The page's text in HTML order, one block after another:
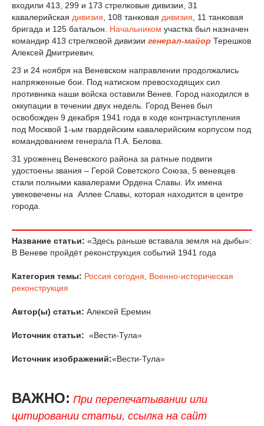
входили 413, 299 и 173 стрелковые дивизии, 31
кавалерийская дивизия , 108 танковая дивизия , 11 танковая
бригада и 125 батальон. Начальником участка был назначен
командир 413 стрелковой дивизии генерал-майор Терешков
Алексей Дмитриевич.
23 и 24 ноября на Веневском направлении продолжались
напряженные бои. Под натиском превосходящих сил
противника наши войска оставили Венев. Город находился в
оккупации в течении двух недель. Город Венев был
освобожден 9 декабря 1941 года в ходе контрнаступления
под Москвой 1-ым гвардейским кавалерийским корпусом под
командованием генерала П.А. Белова.
31 уроженец Веневского района за ратные подвиги
удостоены звания – Герой Советского Союза, 5 веневцев
стали полными кавалерами Ордена Славы. Их имена
увековечены на Аллее Славы, которая находится в центре
города.
Название статьи: «Здесь раньше вставала земля на дыбы»:
В Веневе пройдёт реконструкция событий 1941 года
Категория темы: Россия сегодня
Военно-историческая
реконструкция
Автор(ы) статьи: Алексей Еремин
Источник статьи: «Вести-Тула»
Источник изображений:«Вести-Тула»
ВАЖНО: При перепечатывании или
цитировании статьи, ссылка на сайт